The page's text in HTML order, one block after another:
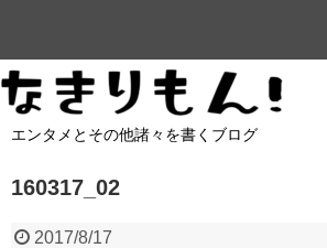
エンタメとその他諸々を書くブログ
160317_02
2017/8/17